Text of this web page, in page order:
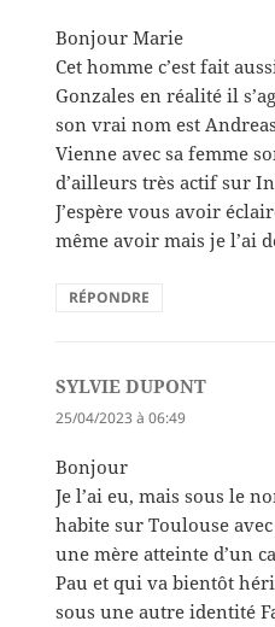
Bonjour Marie
Cet homme c’est fait
Gonzales en réalité il
son vrai nom est
Vienne avec sa femme
d’ailleurs très actif sur
J’espère vous avoir
même avoir mais je l’ai
RÉPONDRE
SYLVIE DUPONT
25/04/2023 à 06:49
Bonjour
Je l’ai eu, mais sous le
habite sur Toulouse
une mère atteinte d’un
Pau et qui va bientôt
sous une autre identité